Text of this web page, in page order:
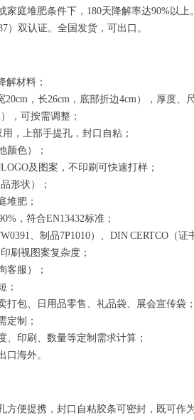
家庭堆肥条件下，180天降解率达90%以上
）双认证。全国发货，可出口。
解材料；
20cm，长26cm，底部折边4cm），厚度、
，可按需调整；
，上部手提孔，封口自粘；
颜色）；
及图案，不印刷可快速打样；
形状）；
堆肥；
，符合EN13432标准；
、制品7P1010）、DIN CERTCO（证
刷视图案复杂度；
客服）；
；
打包、日用品零售、礼品袋、展会宣传袋；
定制；
、印刷、数量等定制需求计算；
口海外。
方便提携，封口自粘胶条可密封，既可作